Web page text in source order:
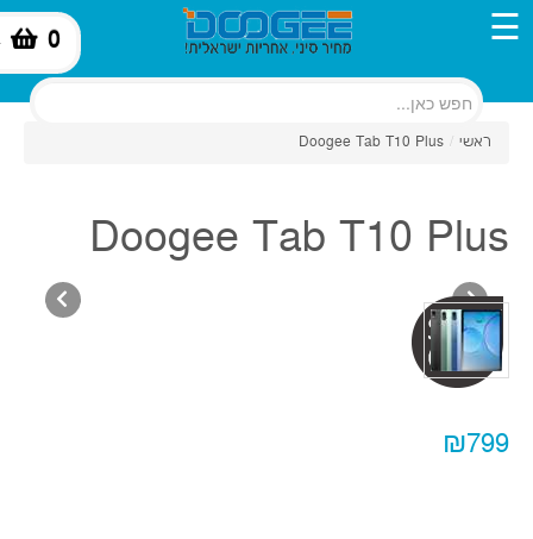
0 ☰
ראשי /
Doogee Tab T10 Plus
Doogee Tab T10 Plus
₪799